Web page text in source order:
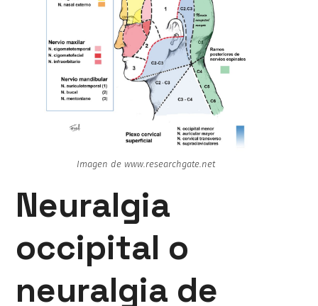
Imagen de www.researchgate.net
Neuralgia
occipital o
neuralgia de